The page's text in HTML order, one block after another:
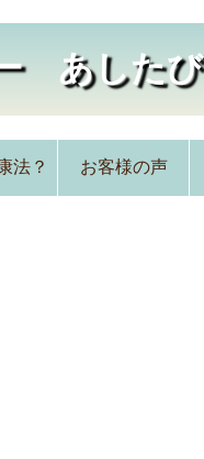
あしたび
法？ お客様の声